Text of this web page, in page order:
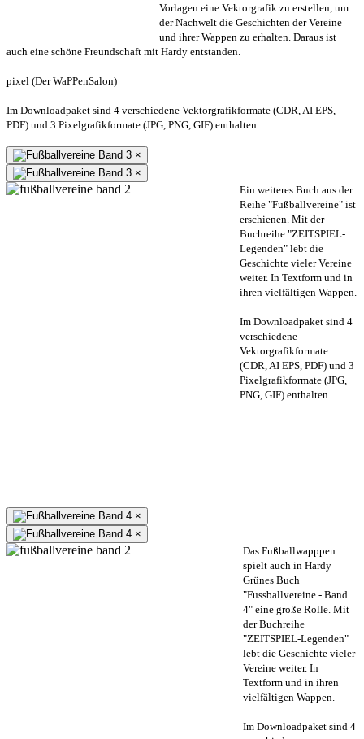
Vorlagen eine Vektorgrafik zu erstellen, um
der Nachwelt die Geschichten der Vereine
und ihrer Wappen zu erhalten. Daraus ist
auch eine schöne Freundschaft mit Hardy entstanden.
pixel (Der WaPPenSalon)
Im Downloadpaket sind 4 verschiedene Vektorgrafikformate (CDR, AI EPS,
PDF) und 3 Pixelgrafikformate (JPG, PNG, GIF) enthalten.
×
×
Ein weiteres Buch aus der
Reihe "Fußballvereine" ist
erschienen. Mit der
Buchreihe "ZEITSPIEL-
Legenden" lebt die
Geschichte vieler Vereine
weiter. In Textform und in
ihren vielfältigen Wappen.
Im Downloadpaket sind 4
verschiedene
Vektorgrafikformate
(CDR, AI EPS, PDF) und 3
Pixelgrafikformate (JPG,
PNG, GIF) enthalten.
×
×
Das Fußballwapppen
spielt auch in Hardy
Grünes Buch
"Fussballvereine - Band
4" eine große Rolle. Mit
der Buchreihe
"ZEITSPIEL-Legenden"
lebt die Geschichte vieler
Vereine weiter. In
Textform und in ihren
vielfältigen Wappen.
Im Downloadpaket sind 4